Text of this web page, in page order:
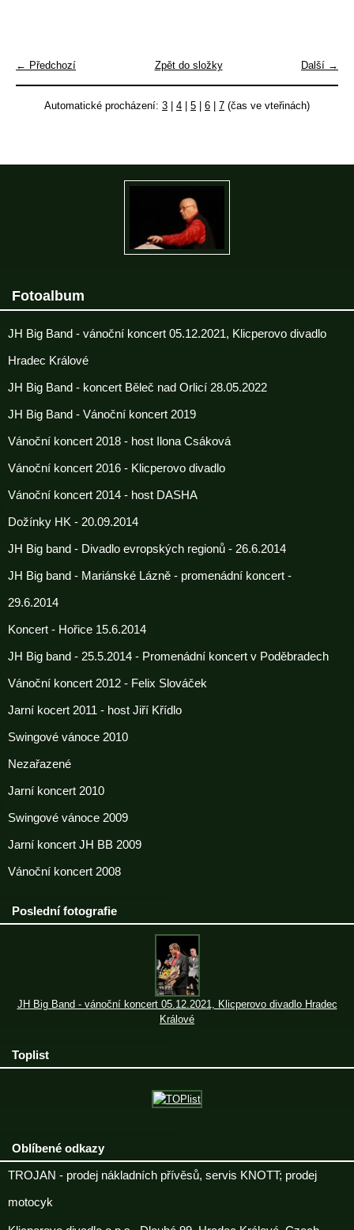
← Předchozí Další →
Zpět do složky
Automatické procházení: 3 4 5 6 7 (čas ve vteřinách)
Fotoalbum
JH Big Band - vánoční koncert 05.12.2021, Klicperovo divadlo
Hradec Králové
JH Big Band - koncert Běleč nad Orlicí 28.05.2022
JH Big Band - Vánoční koncert 2019
Vánoční koncert 2018 - host Ilona Csáková
Vánoční koncert 2016 - Klicperovo divadlo
Vánoční koncert 2014 - host DASHA
Dožínky HK - 20.09.2014
JH Big band - Divadlo evropských regionů - 26.6.2014
JH Big band - Mariánské Lázně - promenádní koncert -
29.6.2014
Koncert - Hořice 15.6.2014
JH Big band - 25.5.2014 - Promenádní koncert v Poděbradech
Vánoční koncert 2012 - Felix Slováček
Jarní kocert 2011 - host Jiří Křídlo
Swingové vánoce 2010
Nezařazené
Jarní koncert 2010
Swingové vánoce 2009
Jarní koncert JH BB 2009
Vánoční koncert 2008
Poslední fotografie
JH Big Band - vánoční koncert 05.12.2021, Klicperovo divadlo Hradec
Králové
Toplist
Oblíbené odkazy
TROJAN - prodej nákladních přívěsů, servis KNOTT; prodej
motocyk